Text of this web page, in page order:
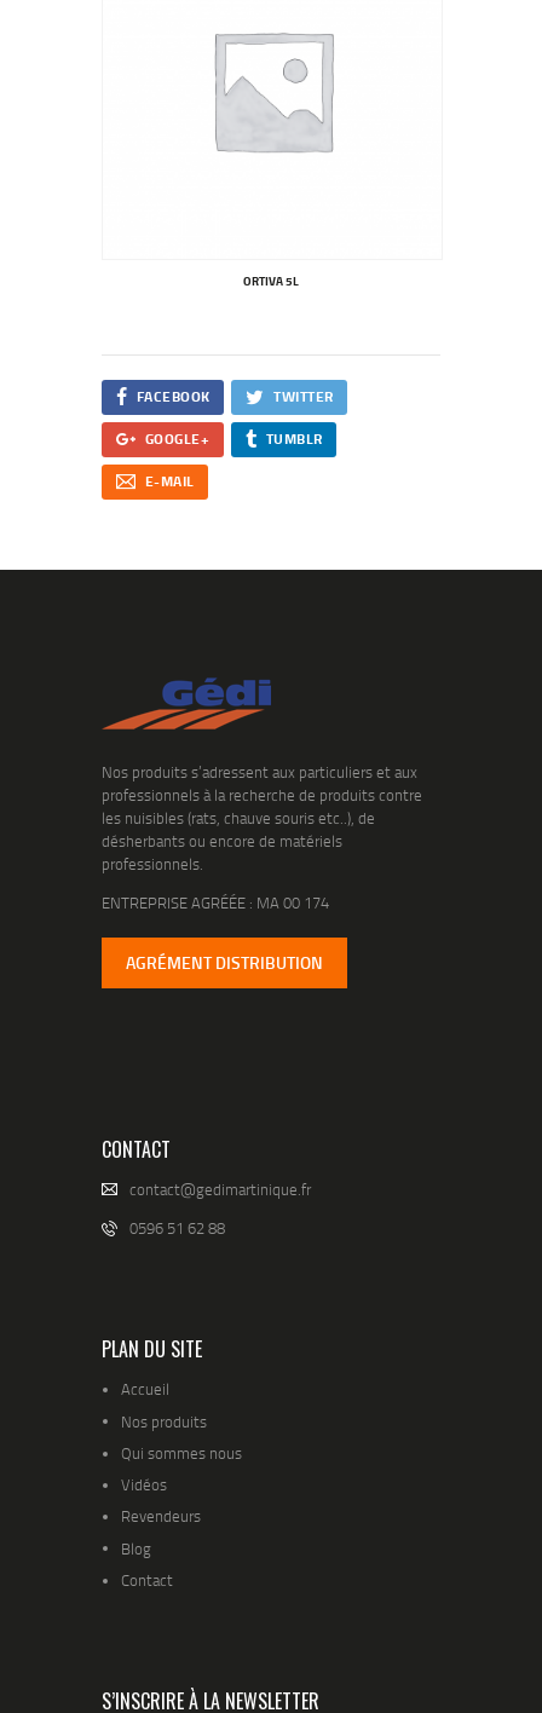
ORTIVA 5L
FACEBOOK TWITTER
GOOGLE+ TUMBLR
E-MAIL
Nos produits s’adressent aux particuliers et aux
professionnels à la recherche de produits contre
les nuisibles (rats, chauve souris etc..), de
désherbants ou encore de matériels
professionnels.
ENTREPRISE AGRÉÉE : MA 00 174
AGRÉMENT DISTRIBUTION
CONTACT
contact@gedimartinique.fr
0596 51 62 88
PLAN DU SITE
Accueil
Nos produits
Qui sommes nous
Vidéos
Revendeurs
Blog
Contact
S’INSCRIRE À LA NEWSLETTER